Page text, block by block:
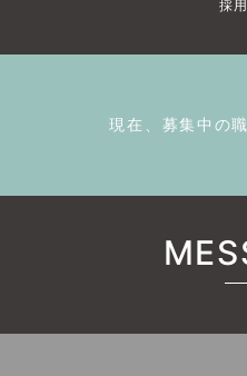
採
現在、募集中の